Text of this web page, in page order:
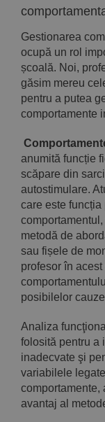
Gestionarea
ocupă un rol
școală. Noi,
găsim mereu
pentru a putea
comportamente
anumită funcție
scăpare din
autostimulare.
care este
metodă de
sau fișele de
profesor în
posibilelor
Analiza
folosită pentru a
inadecvate şi
variabilele
comportamente,
avantaj al